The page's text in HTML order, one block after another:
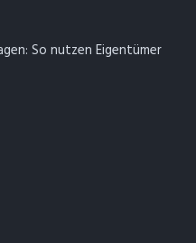
So nutzen Eigentümer